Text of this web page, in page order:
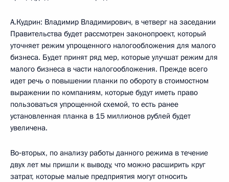
А.Кудрин: Владимир Владимирович, в четверг на заседании
Правительства будет рассмотрен законопроект, который
уточняет режим упрощенного налогообложения для малого
бизнеса. Будет принят ряд мер, которые улучшат режим для
малого бизнеса в части налогообложения. Прежде всего
идет речь о повышении планки по обороту в стоимостном
выражении по компаниям, которые будут иметь право
пользоваться упрощенной схемой, то есть ранее
установленная планка в 15 миллионов рублей будет
увеличена.
Во‑вторых, по анализу работы данного режима в течение
двух лет мы пришли к выводу, что можно расширить круг
затрат, которые малые предприятия могут относить